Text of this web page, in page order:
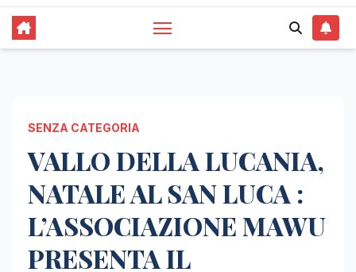
SENZA CATEGORIA
VALLO DELLA LUCANIA,
NATALE AL SAN LUCA :
L’ASSOCIAZIONE MAWU
PRESENTA IL